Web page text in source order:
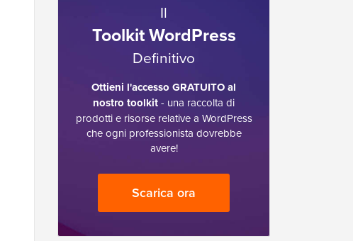
Il
Toolkit WordPress
Definitivo
Ottieni l'accesso GRATUITO al
nostro toolkit- una raccolta di
prodotti e risorse relative a WordPress
che ogni professionista dovrebbe
avere!
Scarica ora